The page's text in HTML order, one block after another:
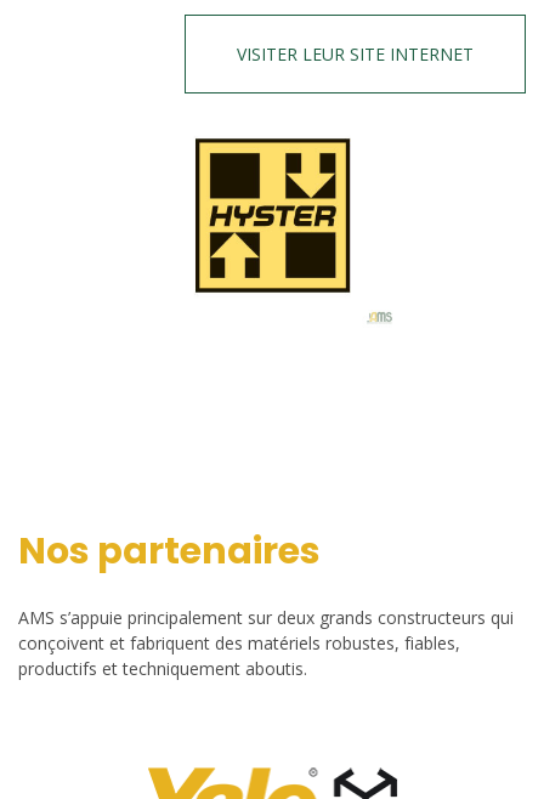
VISITER LEUR SITE INTERNET
Nos partenaires
AMS s’appuie principalement sur deux grands constructeurs qui
conçoivent et fabriquent des matériels robustes, fiables,
productifs et techniquement aboutis.